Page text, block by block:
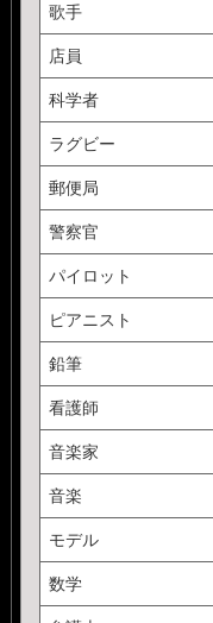
歌手
店員
科学者
ラグビー
郵便局
警察官
パイロット
ピアニスト
鉛筆
看護師
音楽家
音楽
モデル
数学